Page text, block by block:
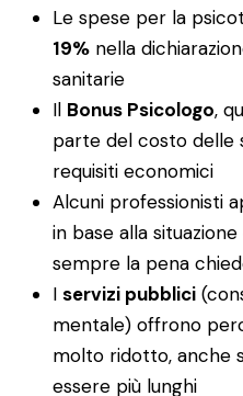
Le spese per la
19% nella
sanitarie
Il Bonus Psicologo,
parte del costo delle
requisiti economici
Alcuni professionisti
in base alla
sempre la pena
I servizi pubblici
mentale) offrono
molto ridotto, anche
essere più lunghi